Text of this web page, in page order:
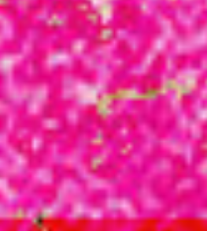
Imetlaâ in concert
Wijkfestival Kanaleneiland
Muziek Culturele Broedplaats